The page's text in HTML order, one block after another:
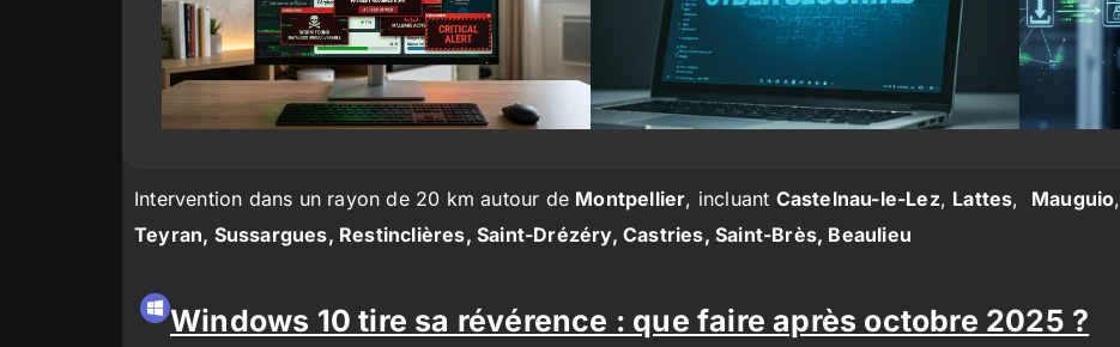
Intervention dans un rayon de 20 km autour de Montpellier, incluant Castelnau-le-Lez, Lattes, Mauguio,
Teyran, Sussargues, Restinclières, Saint-Drézéry, Castries, Saint-Brès, Beaulieu
Windows 10 tire sa révérence : que faire après octobre 2025 ?